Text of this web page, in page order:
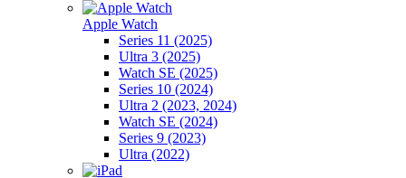
Apple Watch
Series 11 (2025)
Ultra 3 (2025)
Watch SE (2025)
Series 10 (2024)
Ultra 2 (2023, 2024)
Watch SE (2024)
Series 9 (2023)
Ultra (2022)